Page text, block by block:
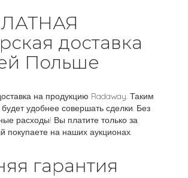
доставка
Польше
на продукцию Radaway. Таким
удобнее совершать сделки. Без
расходы! Вы платите только за
покупаете на наших аукционах.
гарантия